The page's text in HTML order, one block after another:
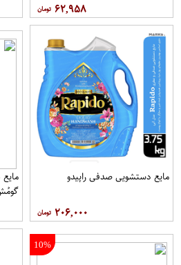
۶۲,۹۵۸
مایع دستشویی صدفی راپیدو
۲۰۶,۰۰۰
گومُش
10%